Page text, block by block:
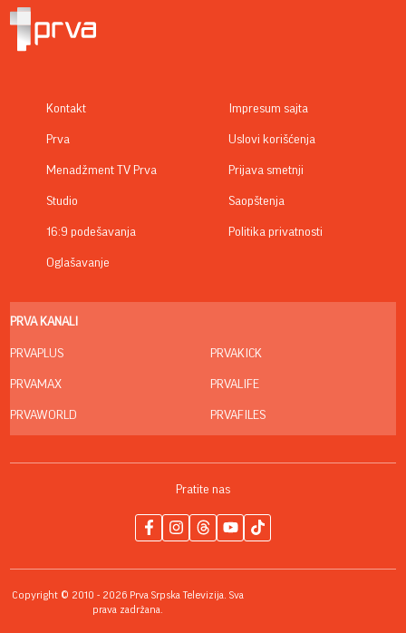
Kontakt
Prva
Menadžment TV Prva
Studio
16:9 podešavanja
Oglašavanje
Impresum sajta
Uslovi korišćenja
Prijava smetnji
Saopštenja
Politika privatnosti
PRVA KANALI
PRVAPLUS
PRVAMAX
PRVAWORLD
PRVAKICK
PRVALIFE
PRVAFILES
Pratite nas
Copyright © 2010 - 2026 Prva Srpska Televizija. Sva
prava zadržana.